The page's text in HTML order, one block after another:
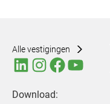
Alle vestigingen
Download: